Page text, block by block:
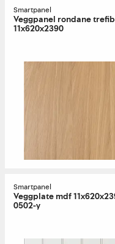
Smartpanel
Veggpanel rondane
11x620x2390
Smartpanel
Veggplate mdf
0502-y